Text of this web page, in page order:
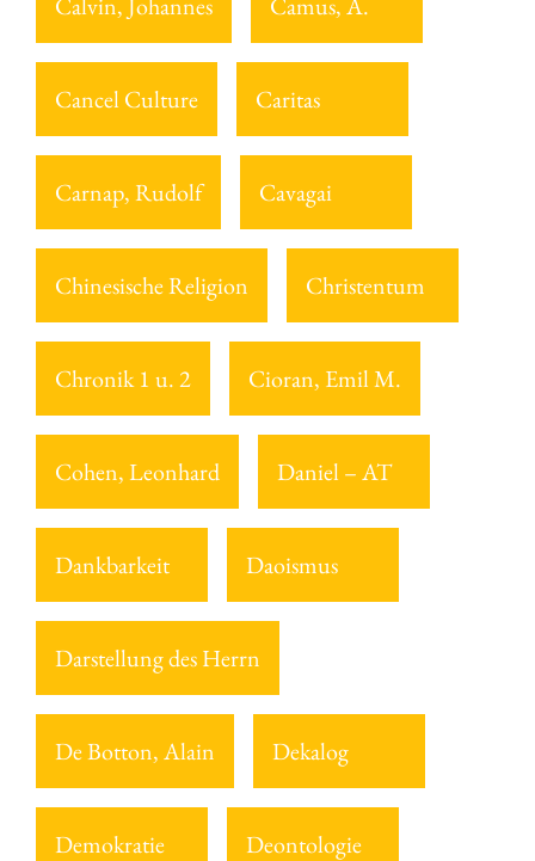
Cancel Culture Caritas
Carnap, Rudolf Cavagai
Chinesische Religion Christentum
Chronik 1 u. 2 Cioran, Emil M.
Cohen, Leonhard Daniel – AT
Dankbarkeit Daoismus
Darstellung des Herrn
De Botton, Alain Dekalog
Demokratie Deontologie